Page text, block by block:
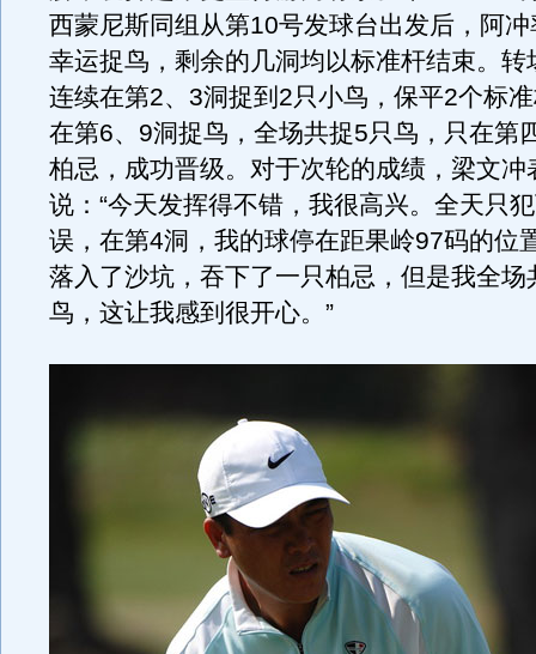
西蒙尼斯同组从第10号发球台出发后，阿
幸运捉鸟，剩余的几洞均以标准杆结束。转
连续在第2、3洞捉到2只小鸟，保平2个标
在第6、9洞捉鸟，全场共捉5只鸟，只在第
柏忌，成功晋级。对于次轮的成绩，梁文冲
说：“今天发挥得不错，我很高兴。全天只
误，在第4洞，我的球停在距果岭97码的位
落入了沙坑，吞下了一只柏忌，但是我全场
鸟，这让我感到很开心。”